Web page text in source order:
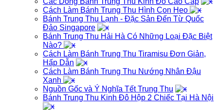
Cách Làm Bánh Trung Thu Hình Con Heo
Bánh Trung Thu Lạnh - Đặc Sản Đến Từ Quốc
Đảo Singapore
Bánh Trung Thu Hải Hà Có Những Loại Đặc Biệt
Nào?
Cách Làm Bánh Trung Thu Tiramisu Đơn Giản,
Hấp Dẫn
Cách Làm Bánh Trung Thu Nướng Nhân Đậu
Xanh
Nguồn Gốc và Ý Nghĩa Tết Trung Thu
Bánh Trung Thu Kinh Đô Hộp 2 Chiếc Tại Hà Nội